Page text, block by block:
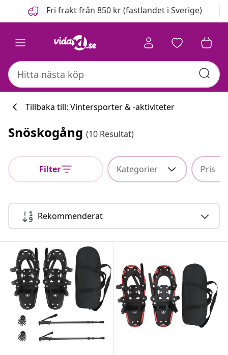
FöregåendeFri frakt från 850 kr (fastlandet i Sverige)
Tillbaka till: Vintersporter & -aktiviteter
Snöskogång (10 Resultat)
Filter Kategorier Pris
Rekommenderat